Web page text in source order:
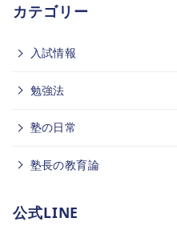
カテゴリー
入試情報
勉強法
塾の日常
塾長の教育論
公式LINE